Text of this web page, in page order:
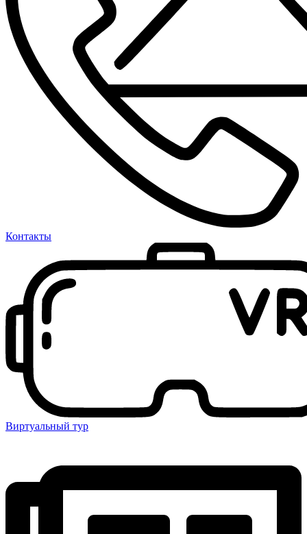
Контакты
Виртуальный тур